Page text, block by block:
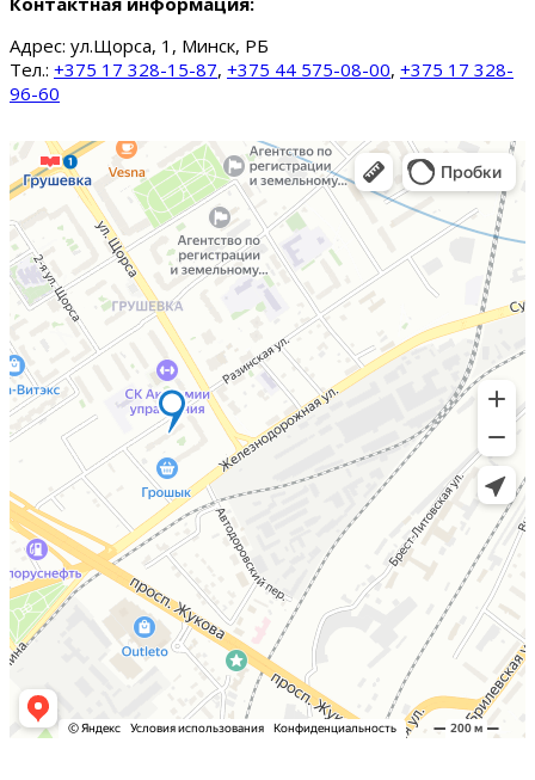
Адрес: ул.Щорса, 1, Минск, РБ
Тел.: +375 17 328-15-87, +375 44 575-08-00, +375 17 328-
96-60